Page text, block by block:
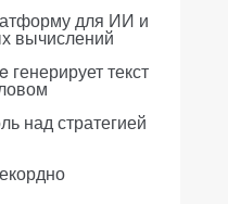
для ИИ и
вычислений
текст
над стратегией